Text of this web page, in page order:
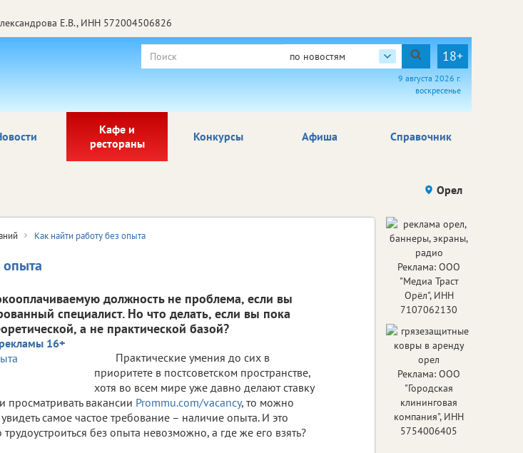
Е.В., ИНН 572004506826
по новостям 18+
9 августа 2026 г.
воскресенье
Кафе и
рестораны
Афиша Справочник
Конкурсы
Орел
Как найти работу без опыта
опыта
должность не проблема, если вы
специалист. Но что делать, если вы пока
а не практической базой?
16+
Практические умения до сих в
приоритете в постсоветском пространстве,
хотя во всем мире уже давно делают ставку
просматривать вакансии Prommu.com/vacancy, то можно
самое частое требование – наличие опыта. И это
трудоустроиться без опыта невозможно, а где же его взять?
Реклама: ООО
"Медиа Траст
Орёл", ИНН
7107062130
Реклама: ООО
"Городская
клининговая
компания", ИНН
5754006405